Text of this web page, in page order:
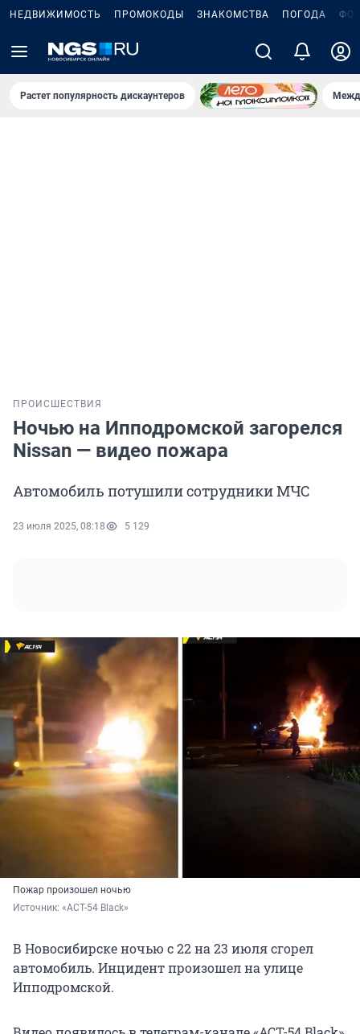
НЕДВИЖИМОСТЬ ПРОМОКОДЫ ЗНАКОМСТВА ПОГОДА
Растет популярность дискаунтеров
ПРОИСШЕСТВИЯ
Ночью на Ипподромской загорелся
Nissan — видео пожара
Автомобиль потушили сотрудники МЧС
23 июля 2025, 08:18 5 129
Пожар произошел ночью
Источник: «АСТ-54 Black»
В Новосибирске ночью с 22 на 23 июля сгорел
автомобиль. Инцидент произошел на улице
Ипподромской.